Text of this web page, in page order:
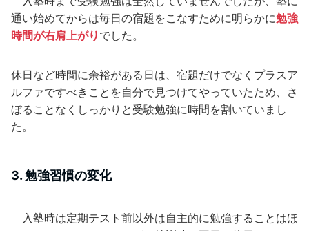
通い始めてからは毎日の宿題をこなすために明らかに勉強
時間が右肩上がり でした。
休日など時間に余裕がある日は、宿題だけでなくプラスア
ルファですべきことを自分で見つけてやっていたため、さ
ぼることなくしっかりと受験勉強に時間を割いていまし
た。
3. 勉強習慣の変化
入塾時は定期テスト前以外は自主的に勉強することはほ